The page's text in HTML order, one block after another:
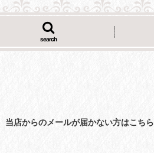
search
店からのメールが届かない方はこちら